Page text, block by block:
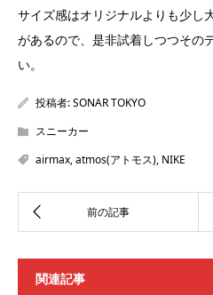
サイズ感はオリジナルよりも少し
があるので、是非試着しつつその
い。
投稿者:SONAR TOKYO
スニーカー
airmax,atmos(アトモス), NIKE
関連記事